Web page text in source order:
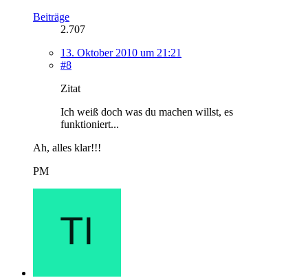
Beiträge
2.707
13. Oktober 2010 um 21:21
#8
Zitat
Ich weiß doch was du machen willst, es
funktioniert...
Ah, alles klar!!!
PM